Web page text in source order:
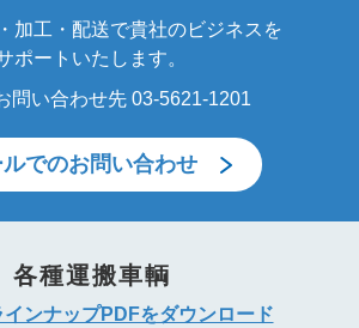
加工・配送で貴社のビジネスを
ポートいたします。
問い合わせ先 03-5621-1201
でのお問い合わせ
各種運搬車輌
ンナップPDFをダウンロード